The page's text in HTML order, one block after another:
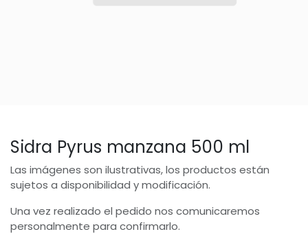
Sidra Pyrus manzana 500 ml
Las imágenes son ilustrativas, los productos están
sujetos a disponibilidad y modificación.
Una vez realizado el pedido nos comunicaremos
personalmente para confirmarlo.